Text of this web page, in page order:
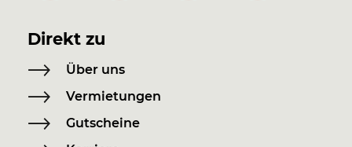
Direkt zu
Über uns
Vermietungen
Gutscheine